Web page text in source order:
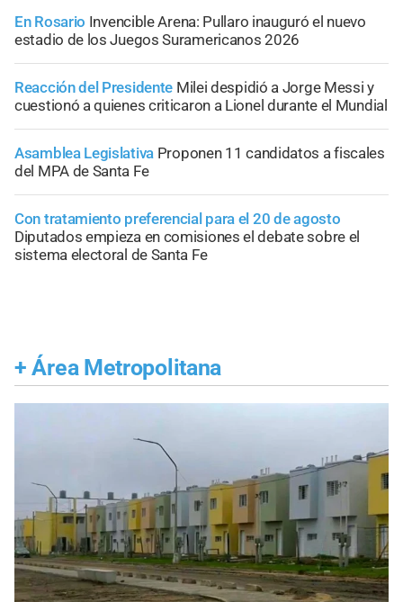
En Rosario Invencible Arena: Pullaro inauguró el nuevo
estadio de los Juegos Suramericanos 2026
Reacción del Presidente Milei despidió a Jorge Messi y
cuestionó a quienes criticaron a Lionel durante el Mundial
Asamblea Legislativa Proponen 11 candidatos a fiscales
del MPA de Santa Fe
Con tratamiento preferencial para el 20 de agosto
Diputados empieza en comisiones el debate sobre el
sistema electoral de Santa Fe
+ Área Metropolitana